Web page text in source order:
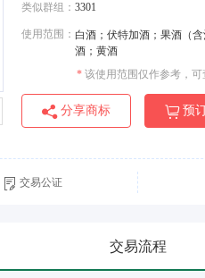
类似群组： 3301
使用范围： 白酒；伏特加酒；果酒（
酒；黄酒
* 该使用范围仅作参考，
分享商标 预
交易公证
交易流程